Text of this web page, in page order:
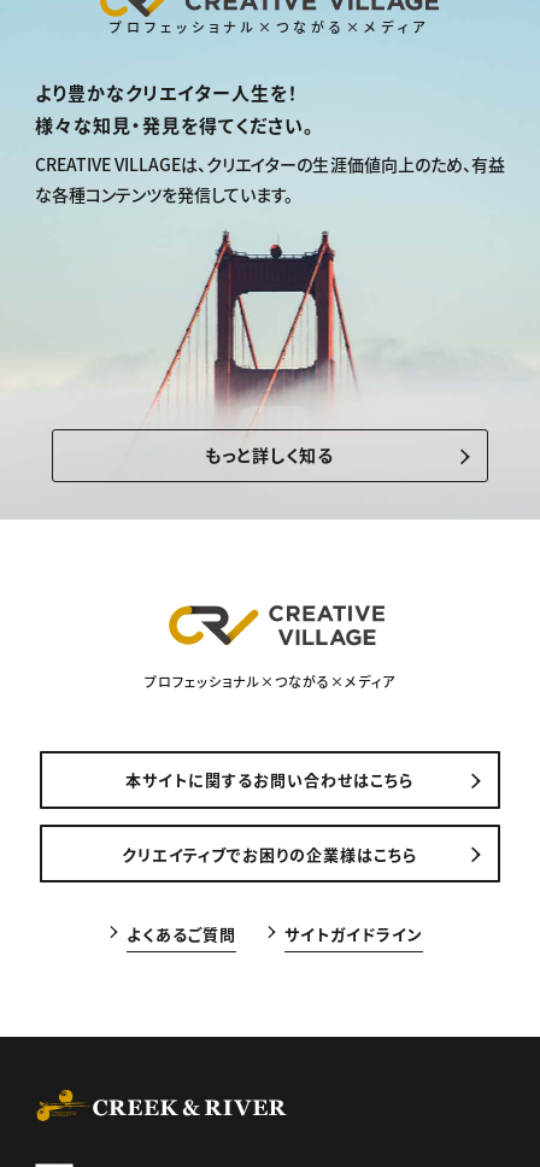
プロフェッショナル×つながる×メディア
より豊かなクリエイター人生を！
様々な知見・発見を得てください。
CREATIVE VILLAGEは、クリエイターの生涯価値向上のため、有益
な各種コンテンツを発信しています。
もっと詳しく知る
プロフェッショナル×つながる×メディア
本サイトに関するお問い合わせはこちら
クリエイティブでお困りの企業様はこちら
よくあるご質問 サイトガイドライン